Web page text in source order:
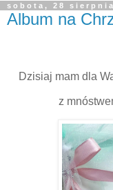
sobota, 28 sierpnia
Album na
Dzisiaj mam dla
z